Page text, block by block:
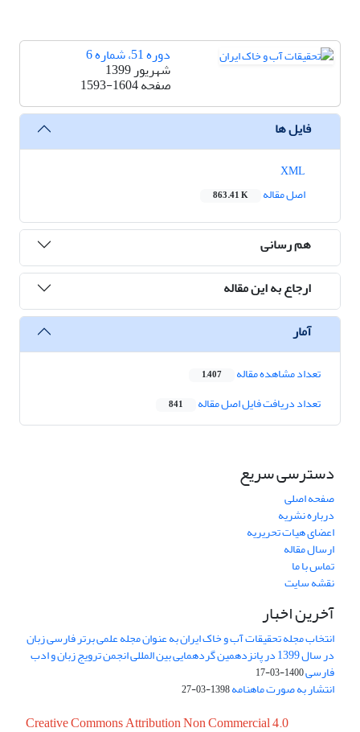
دوره 51، شماره 6
شهریور 1399
صفحه1593-1604
فایل ها
اصل مقاله
863.41 K
هم رسانی
ارجاع به این مقاله
آمار
تعداد مشاهده مقاله 1,407
تعداد دریافت فایل اصل مقاله 841
دسترسی سریع
صفحه اصلی
درباره نشریه
اعضای هیات تحریریه
ارسال مقاله
تماس با ما
نقشه سایت
آخرین اخبار
انتخاب مجله تحقیقات آب و خاک ایران به عنوان مجله علمی برتر فارسی زبان
در سال 1399 در پانزدهمین گردهمایی بین المللی انجمن ترویج زبان و ادب
فارسی1400-03-17
انتشار به صورت ماهنامه1398-03-27
Creative Commons Attribution Non Commercial 4.0